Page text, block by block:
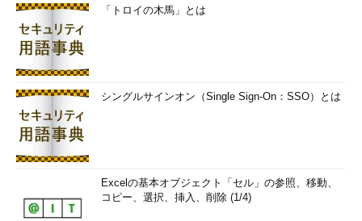
「トロイの木馬」とは
シングルサインオン（Single Sign-On：SSO）とは
Excelの基本オブジェクト「セル」の参照、移動、
コピー、選択、挿入、削除 (1/4)